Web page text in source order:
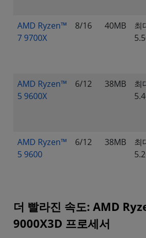
AMD Ryzen™
7 9700X
8/16 40MB
최
AMD Ryzen™
5 9600X
6/12 38MB
최
AMD Ryzen™
5 9600
6/12 38MB
최
더 빨라진 속도: AMD
9000X3D 프로세서